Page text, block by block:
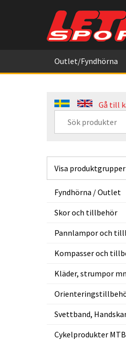
Outlet/Fyndhörna
Gå till
Fyndhörna / Outlet
Skor och tillbehör
Pannlampor och
Kompasser och
Kläder, strumpor
Svettband,
Cykelprodukter MTB